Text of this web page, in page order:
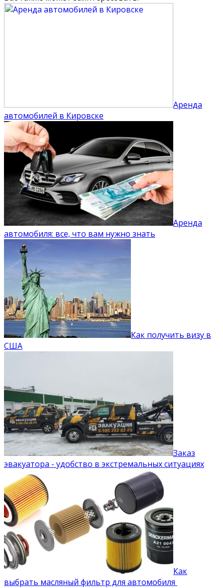
Аренда
автомобилей в Кировске
Аренда
автомобиля: все, что вам нужно знать
Как получить визу в
США
Заказ
эвакуатора - удобство в экстремальных ситуациях
Как
выбрать масляный фильтр для автомобиля